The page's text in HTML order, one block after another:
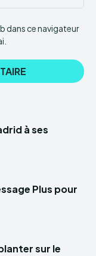
:
dans ce navigateur
à ses
Plus pour
sur le